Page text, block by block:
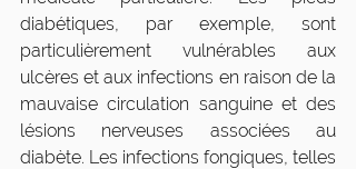
diabétiques, par exemple, sont
particulièrement vulnérables aux
ulcères et aux infections en raison de la
mauvaise circulation sanguine et des
lésions nerveuses associées au
diabète. Les infections fongiques, telles